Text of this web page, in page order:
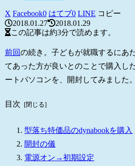
X Facebook0 はてブ0 LINE コピー
2018.01.27
2018.01.29
この記事は約3分で読めます。
前回の続き。子どもが就職するにあ
てあった方が良いとのことで購入し
ートパソコンを、開封してみました。
目次
型落ち特価品のdynabookを購入
開封の儀
電源オン→初期設定